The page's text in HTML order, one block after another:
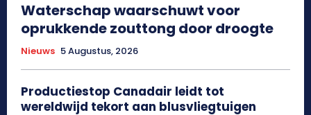
Waterschap waarschuwt voor
oprukkende zouttong door droogte
Nieuws 5 Augustus, 2026
Productiestop Canadair leidt tot
wereldwijd tekort aan blusvliegtuigen